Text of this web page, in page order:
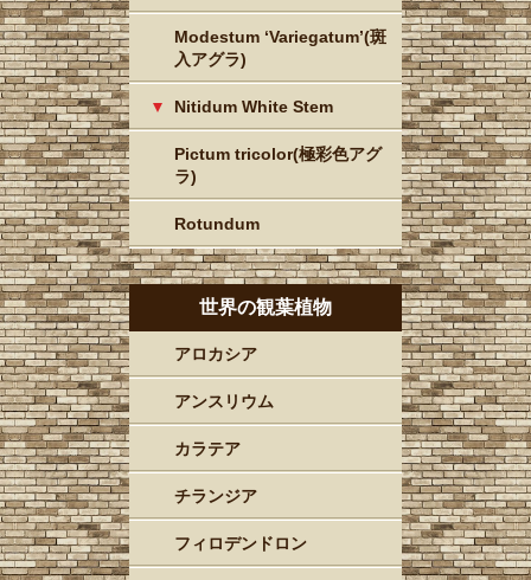
Modestum ‘Variegatum’(斑
入アグラ)
Nitidum White Stem
Pictum tricolor(極彩色アグ
ラ)
Rotundum
世界の観葉植物
アロカシア
アンスリウム
カラテア
チランジア
フィロデンドロン